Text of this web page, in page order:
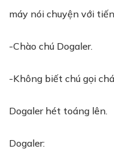
máy nói chuyện với
-Chào chú Dogaler.
-Không biết chú gọi
Dogaler hét toáng lên.
Dogaler: